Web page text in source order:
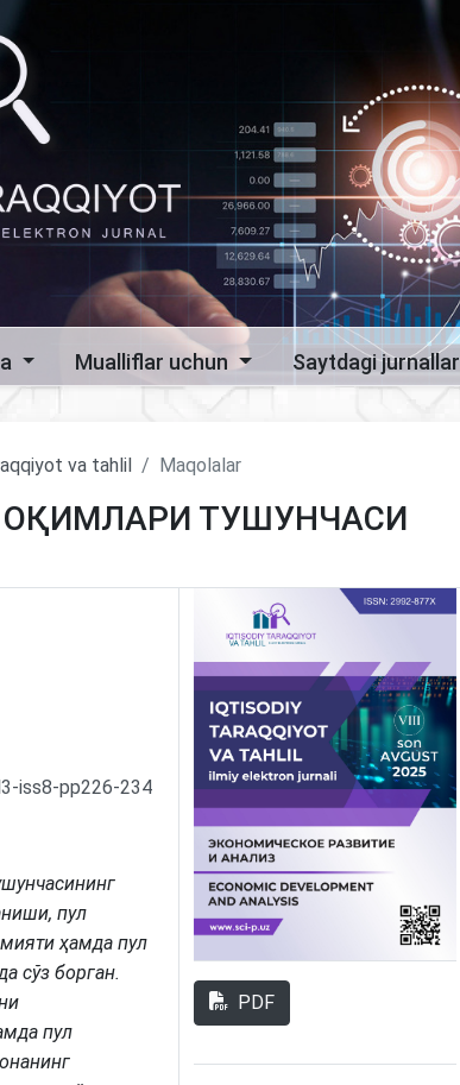
Mualliflar uchun Saytdagi jurnallar
va tahlil Maqolalar
ТУШУНЧАСИ
iss8-pp226-234
пул
ҳамда пул
сўз борган.
пул
PDF